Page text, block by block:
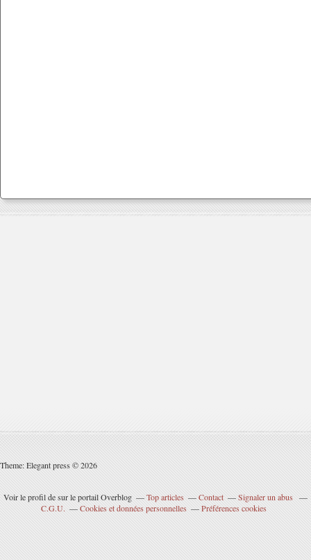
Theme: Elegant press © 2026
Voir le profil desur le portail Overblog Top articles Contact
Signaler un abus
C.G.U.
Cookies et données personnelles Préférences cookies